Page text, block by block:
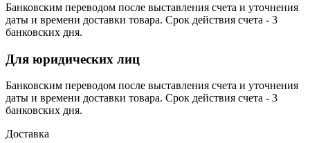
Банковским переводом после выставления счета и уточнения
даты и времени доставки товара. Срок действия счета - 3
банковских дня.
Для юридических лиц
Банковским переводом после выставления счета и уточнения
даты и времени доставки товара. Срок действия счета - 3
банковских дня.
Доставка